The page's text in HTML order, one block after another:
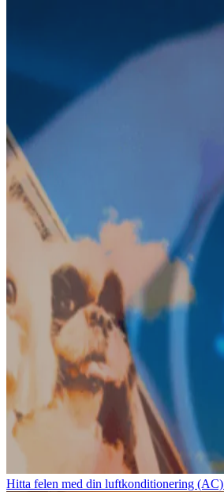
Hitta felen med din luftkonditionering (AC)